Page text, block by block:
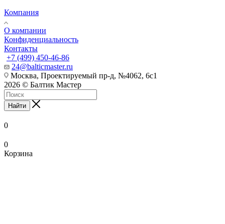
Компания
О компании
Конфиденциальность
Контакты
+7 (499) 450-46-86
24@balticmaster.ru
Москва, Проектируемый пр-д, №4062, 6с1
2026 © Балтик Мастер
Найти
0
0
Корзина